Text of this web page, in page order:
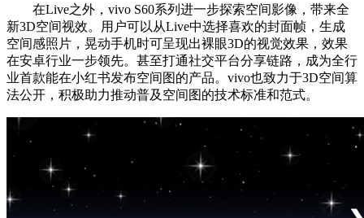
在Live之外，vivo S60系列进一步探索空间影像，带来全
新3D空间视效。用户可以从Live中选择喜欢的封面帧，生成
空间感照片，晃动手机时可呈现出裸眼3D的视觉效果，效果
在安卓行业一步领先。甚至打通社交平台分享链路，成为全行
业首款能在小红书发布空间图的产品。vivo也致力于3D空间算
法公开，积极助力推动普及空间图的技术标准和范式。